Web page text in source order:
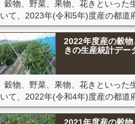
穀物、野菜、果物、花きといった
いて、2023年(令和5年)度産の都道
2022年度産の穀
きの生産統計デー
穀物、野菜、果物、花きといった
いて、2022年(令和4年)度産の都道